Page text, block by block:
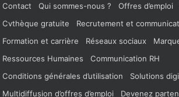
Contact Qui sommes-nous ? Offres d’emploi
Cvthèque gratuite
Recrutement et
Formation et carrière
Réseaux sociaux
Ressources Humaines
Communication RH
Conditions générales d’utilisation
Solutions
Multidiffusion d’offres d’emploi
Devenez